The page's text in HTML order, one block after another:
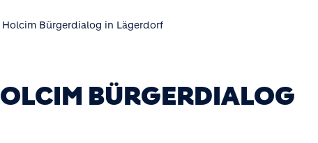
Holcim Bürgerdialog in Lägerdorf
BÜRGERDIALOG